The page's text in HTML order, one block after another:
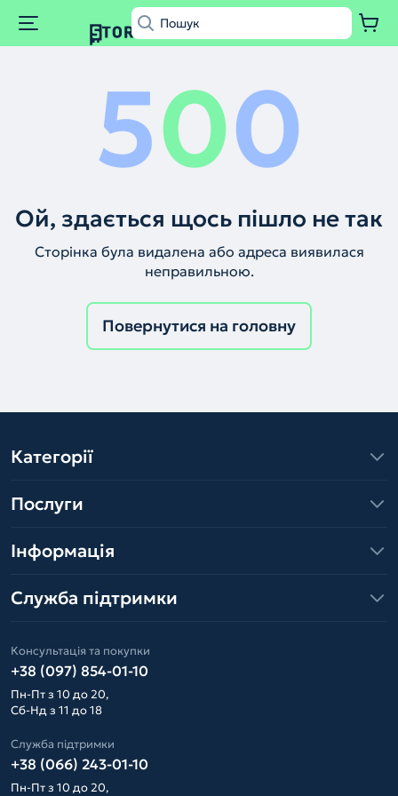
500
Ой, здається щось пішло не так
Сторінка була видалена або адреса виявилася
неправильною.
Повернутися на головну
Категорії
Послуги
Інформація
Служба підтримки
Консультація та покупки
+38 (097) 854-01-10
Пн-Пт з 10 до 20,
Сб-Нд з 11 до 18
Служба підтримки
+38 (066) 243-01-10
Пн-Пт з 10 до 20,